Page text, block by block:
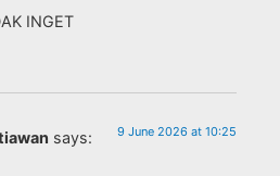
INGET
says: 9 June 2026 at 10:25